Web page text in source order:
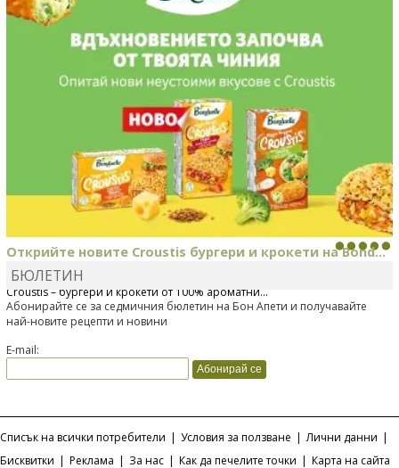
НАЙ-ВКУСНИЯТ ПОДАРЪК ЗА КОЛЕДА
Тази Коледа подарете внимание и истинско гурме преживяване за
всички сетива с новите кутии на...
БЮЛЕТИН
Абонирайте се за седмичния бюлетин на Бон Апети и получавайте
най-новите рецепти и новини
E-mail:
Списък на всички потребители | Условия за ползване | Лични данни |
Бисквитки | Реклама | За нас | Как да печелите точки | Карта на сайта